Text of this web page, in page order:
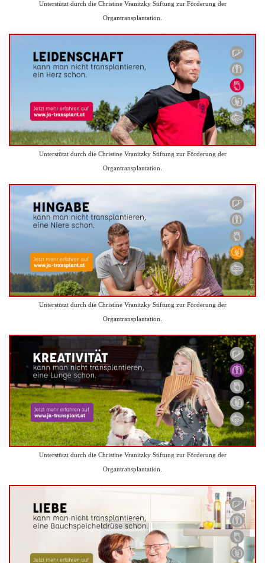
Unterstützt durch die Christine Vranitzky Stiftung zur Förderung der
Organtransplantation.
Unterstützt durch die Christine Vranitzky Stiftung zur Förderung der
Organtransplantation.
Unterstützt durch die Christine Vranitzky Stiftung zur Förderung der
Organtransplantation.
Unterstützt durch die Christine Vranitzky Stiftung zur Förderung der
Organtransplantation.